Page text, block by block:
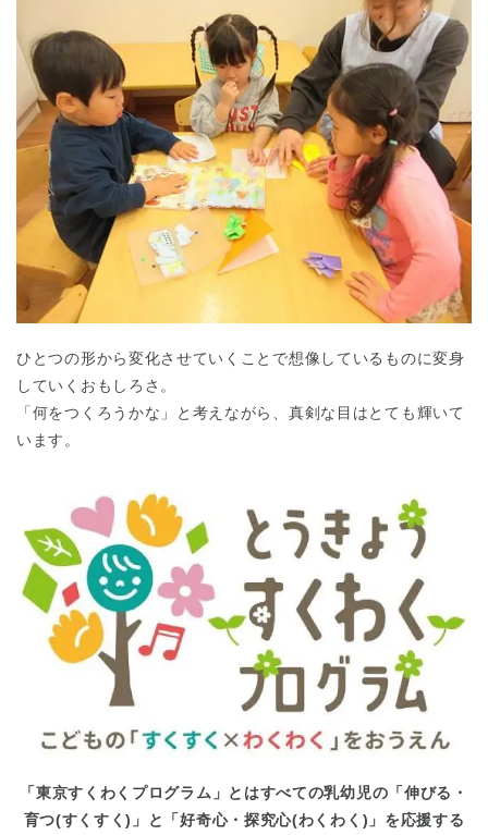
ひとつの形から変化させていくことで想像しているものに変身
していくおもしろさ。
「何をつくろうかな」と考えながら、真剣な目はとても輝いて
います。
「東京すくわくプログラム」とはすべての乳幼児の「伸びる・
育つ(すくすく)」と「好奇心・探究心(わくわく)」を応援する